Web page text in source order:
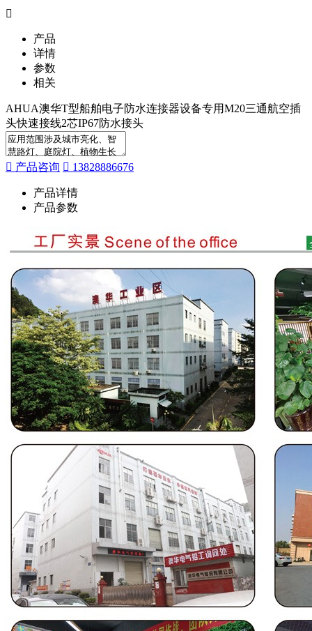
产品
详情
参数
相关
AHUA澳华T型船舶电子防水连接器设备专用M20三通航空插
头快速接线2芯IP67防水接头
产品咨询 13828886676
产品详情
产品参数